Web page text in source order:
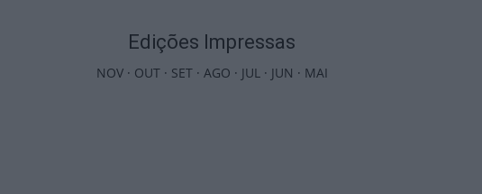
Edições Impressas
NOV· OUT· SET· AGO · JUL· JUN · MAI